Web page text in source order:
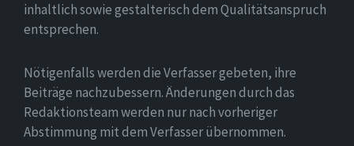
inhaltlich sowie gestalterisch dem Qualitätsanspruch
entsprechen.
Nötigenfalls werden die Verfasser gebeten, ihre
Beiträge nachzubessern. Änderungen durch das
Redaktionsteam werden nur nach vorheriger
Abstimmung mit dem Verfasser übernommen.